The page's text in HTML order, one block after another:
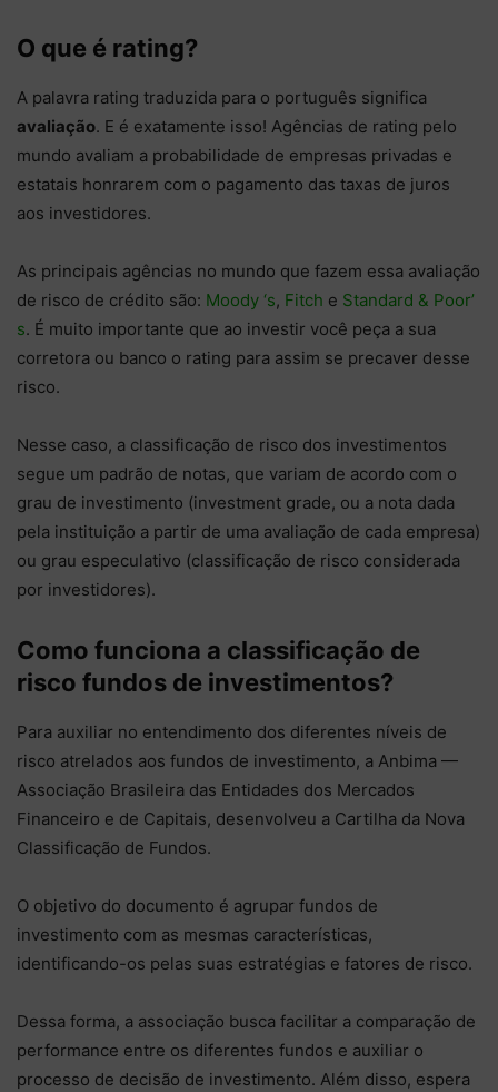
O que é rating?
A palavra rating traduzida para o português significa
avaliação. E é exatamente isso! Agências de rating pelo
mundo avaliam a probabilidade de empresas privadas e
estatais honrarem com o pagamento das taxas de juros
aos investidores.
As principais agências no mundo que fazem essa avaliação
de risco de crédito são: Moody ‘s, Fitch e Standard & Poor’
s. É muito importante que ao investir você peça a sua
corretora ou banco o rating para assim se precaver desse
risco.
Nesse caso, a classificação de risco dos investimentos
segue um padrão de notas, que variam de acordo com o
grau de investimento (investment grade, ou a nota dada
pela instituição a partir de uma avaliação de cada empresa)
ou grau especulativo (classificação de risco considerada
por investidores).
Como funciona a classificação de
risco fundos de investimentos?
Para auxiliar no entendimento dos diferentes níveis de
risco atrelados aos fundos de investimento, a Anbima —
Associação Brasileira das Entidades dos Mercados
Financeiro e de Capitais, desenvolveu a Cartilha da Nova
Classificação de Fundos.
O objetivo do documento é agrupar fundos de
investimento com as mesmas características,
identificando-os pelas suas estratégias e fatores de risco.
Dessa forma, a associação busca facilitar a comparação de
performance entre os diferentes fundos e auxiliar o
processo de decisão de investimento. Além disso, espera